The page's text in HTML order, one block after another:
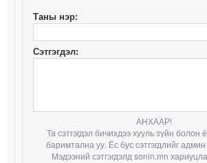
Таны нэр:
Сэтгэгдэл:
АНХААР!
Та сэтгэгдэл бичихдээ хууль зүйн болон
баримтална уу. Ёс бус сэтгэгдлийг админ
Мэдээний сэтгэгдэлд sonin.mn